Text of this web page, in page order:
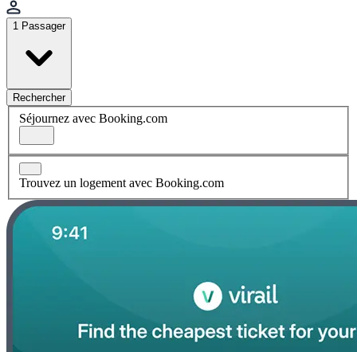
1 Passager
Rechercher
Séjournez avec Booking.com
Trouvez un logement avec Booking.com